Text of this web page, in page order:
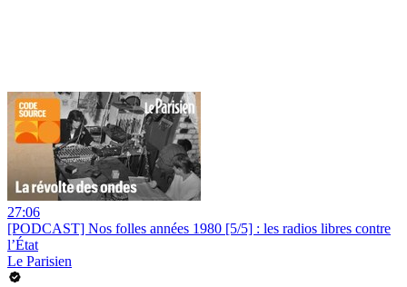
27:06
[PODCAST] Nos folles années 1980 [5/5] : les radios libres contre
l’État
Le Parisien